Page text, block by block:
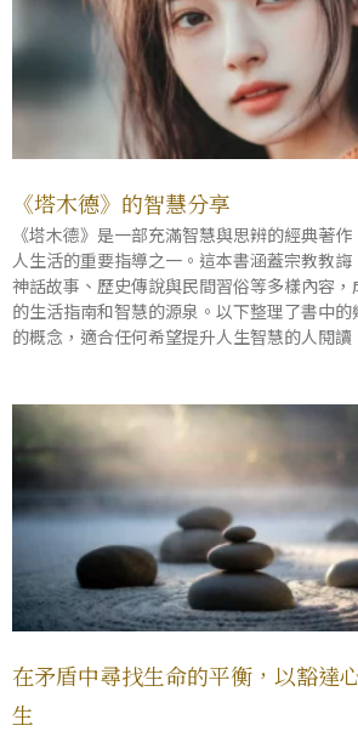
《塔木德》的智慧分享
《塔木德》是一部充滿智慧與思辨的經典著
人生活的重要指導之一。這本書涵蓋宗教教誨
神話故事、歷史傳說與民間習俗等多樣內容，
的生活指南和智慧的源泉。以下整理了書中
的概念，適合任何希望提升人生智慧的人閱讀
在矛盾中尋找生命的平衡，以豁達
生